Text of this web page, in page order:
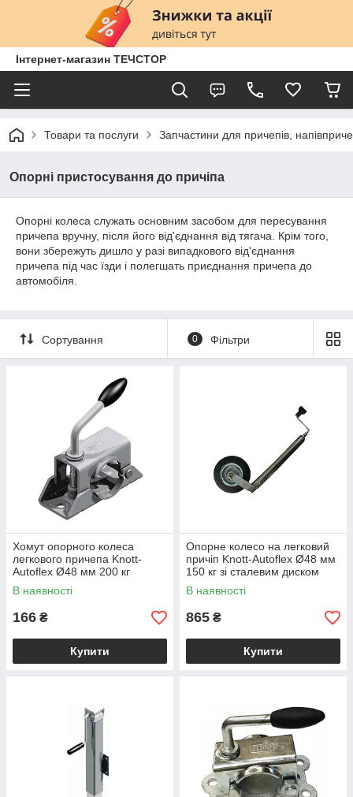
Інтернет-магазин ТЕЧСТОР
Товари та послуги Запчастини для причепів,
Опорні пристосування до причіпа
Опорні колеса служать основним засобом для пересування
причепа вручну, після його від'єднання від тягача. Крім того,
вони збережуть дишло у разі випадкового від'єднання
причепа під час їзди і полегшать приєднання причепа до
автомобіля.
Сортування 0 Фільтри
Хомут опорного колеса
легкового причепа Knott-
Autoflex Ø48 мм 200 кг
6X1097.001
В наявності
166 ₴
Купити
Опорне колесо на легковий
причіп Knott-Autoflex Ø48 мм
150 кг зі сталевим диском
XS002
В наявності
865 ₴
Купити